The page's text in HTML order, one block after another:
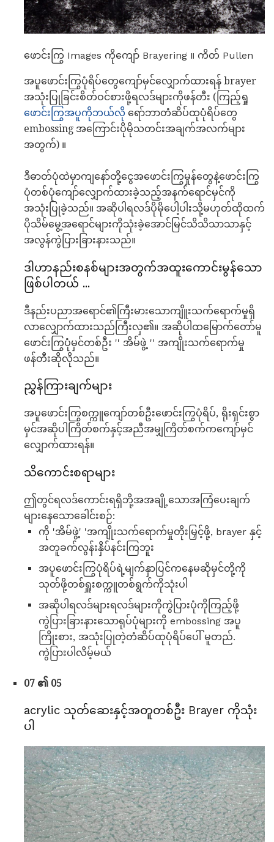
ဖောင်းကြွ Images ကိုကျော် Brayering ။ ကိတ် Pullen
အပူဖောင်းကြွပုံရိပ်တွေကျော်မှင်လျှောက်ထားရန် brayer
အသုံးပြုခြင်းစိတ်ဝင်စားဖို့ရလဒ်များကိုဖန်တီး (ကြည့်ရှု
ဖောင်းကြွအပူကိုဘယ်လို ရော်ဘာတံဆိပ်ထုပုံရိပ်တွေ
embossing အကြောင်းပိုမိုသတင်းအချက်အလက်များ
အတွက်) ။
ဒီဓာတ်ပုံထဲမှာကျနော်တို့ငွေအဖောင်းကြွမှုန်တွေနဲ့ဖောင်းကြွ
ပုံတစ်ပုံကျော်လျှောက်ထားခဲ့သည့်အနက်ရောင်မှင်ကို
အသုံးပြုခဲ့သည်။ အဆိုပါရလဒ်ပိုမိုပေါ့ပါးသို့မဟုတ်ထိုထက်
ပိုသိမ်မွေ့အရောင်များကိုသုံးခဲ့အောင်မြင်သိသိသာသာနှင့်
အလွန်ကွဲပြားခြားနားသည်။
ဒါဟာနည်းစနစ်များအတွက်အထူးကောင်းမွန်သော
ဖြစ်ပါတယ် ...
ဒီနည်းပညာအရောင်၏ကြီးမားသောကျိူးသက်ရောက်မှုရှိ
လာလျှောက်ထားသည်ကြီးလှ၏။ အဆိုပါထမြောက်တော်မူ
ဖောင်းကြွပုံမှင်တစ်ဦး '' အိမ်ဖွဲ့ '' အကျိုးသက်ရောက်မှု
ဖန်တီးဆိုလိုသည်။
ညွှန်ကြားချက်များ
အပူဖောင်းကြွစက္ကူကျော်တစ်ဦးဖောင်းကြွပုံရိပ်, ရိုးရှင်းစွာ
မှင်အဆိုပါကြိတ်စက်နှင့်အညီအမျှကြိတ်စက်ကကျော်မှင်
လျှောက်ထားရန်။
သိကောင်းစရာများ
ဤတွင်ရလဒ်ကောင်းရရှိဘို့အအချို့သောအကြံပေးချက်
များနေသောခေါင်းစဉ်:
ကို 'အိမ်ဖွဲ့' 'အကျိုးသက်ရောက်မှုတိုးမြှင့်ဖို့, brayer နှင့်
အတူခက်လွန်းနှိပ်နင်းကြဘူး
အပူဖောင်းကြွပုံရိပ်ရဲ့မျက်နှာပြင်ကနေမဆိုမှင်တို့ကို
သုတ်ဖို့တစ်ရှူးစက္ကူတစ်ရွက်ကိုသုံးပါ
အဆိုပါရလဒ်များရလဒ်များကိုကွဲပြားပုံကိုကြည့်ဖို့
ကွဲပြားခြားနားသောရုပ်ပုံများကို embossing အပူ
ကြိုးစား, အသုံးပြုတဲ့တံဆိပ်ထုပုံရိပ်ပေါ် မူတည်.
ကွဲပြားပါလိမ့်မယ်
07 ၏ 05
acrylic သုတ်ဆေးနှင့်အတူတစ်ဦး Brayer ကိုသုံး
ပါ